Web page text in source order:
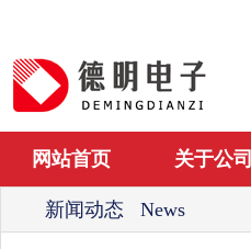
网站首页 关于公司
新闻动态 News